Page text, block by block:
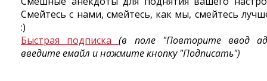
Смейтесь с нами, смейтесь, как мы, смейтесь
:)
Быстрая подписка(в поле "Повторите ввод
введите емайл и нажмите кнопку "Подписать")